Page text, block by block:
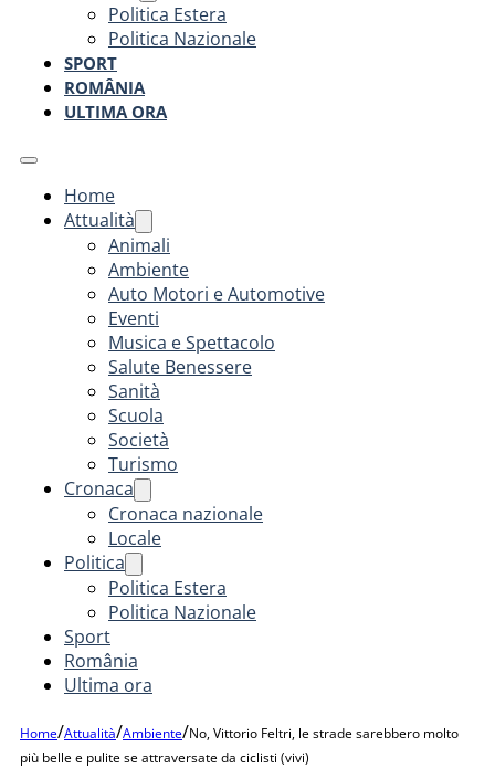
Politica Estera
Politica Nazionale
SPORT
ROMÂNIA
ULTIMA ORA
Home
Attualità
Animali
Ambiente
Auto Motori e Automotive
Eventi
Musica e Spettacolo
Salute Benessere
Sanità
Scuola
Società
Turismo
Cronaca
Cronaca nazionale
Locale
Politica
Politica Estera
Politica Nazionale
Sport
România
Ultima ora
Home/Attualità/Ambiente/No, Vittorio Feltri, le strade sarebbero molto
più belle e pulite se attraversate da ciclisti (vivi)